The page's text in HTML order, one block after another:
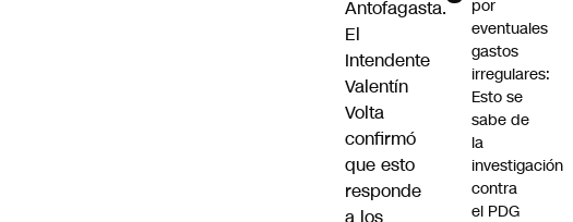
Antofagasta.
El
Intendente
Valentín
Volta
confirmó
que esto
responde
a los
por
eventuales
gastos
irregulares:
Esto se
sabe de
la
investigación
contra
el PDG